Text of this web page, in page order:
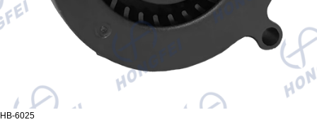
HB-6025